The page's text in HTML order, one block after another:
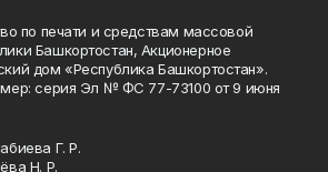
по печати и средствам массовой
Башкортостан, Акционерное
дом «Республика Башкортостан».
серия Эл № ФС 77-73100 от 9 июня
Г. Р.
Н. Р.